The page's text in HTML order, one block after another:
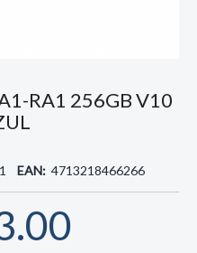
RA1 256GB V10
EAN: 4713218466266